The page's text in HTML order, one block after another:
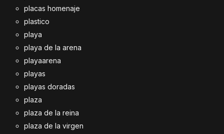
placas homenaje
plastico
playa
playa de la arena
playaarena
playas
playas doradas
plaza
plaza de la reina
plaza de la virgen